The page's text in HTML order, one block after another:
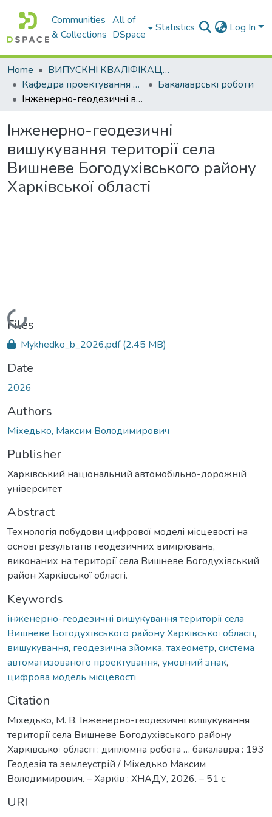
Communities
& Collections
All of
DSpace
Statistics Log In
Home
ВИПУСКНІ КВАЛІФІКАЦІЙНІ РОБОТИ
Кафедра проектування доріг, геодезії і землеустрою
Бакалаврські роботи
Інженерно-геодезичні вишукування території села Вишневе Богодухівського району Харківської області
Інженерно-геодезичні
вишукування території села
Вишневе Богодухівського району
Харківської області
Loading...
Files
Mykhedko_b_2026.pdf(2.45 MB)
Date
2026
Authors
Міхедько, Максим Володимирович
Publisher
Харківський національний автомобільно-дорожній
університет
Abstract
Технологія побудови цифрової моделі місцевості на
основі результатів геодезичних вимірювань,
виконаних на території села Вишневе Богодухівський
район Харківської області.
Keywords
інженерно-геодезичні вишукування території села
Вишневе Богодухівського району Харківської області,
вишукування, геодезична зйомка, тахеометр, система
автоматизованого проектування, умовний знак,
цифрова модель місцевості
Citation
Міхедько, М. В. Інженерно-геодезичні вишукування
території села Вишневе Богодухівського району
Харківської області : дипломна робота … бакалавра : 193
Геодезія та землеустрій / Міхедько Максим
Володимирович. – Харків : ХНАДУ, 2026. – 51 с.
URI